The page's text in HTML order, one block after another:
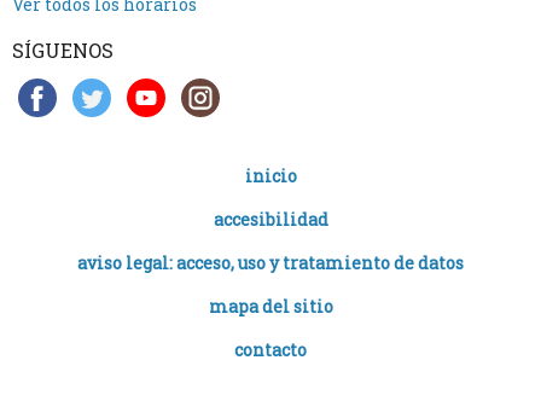
SÍGUENOS
inicio
accesibilidad
aviso legal: acceso, uso y tratamiento de datos
mapa del sitio
contacto